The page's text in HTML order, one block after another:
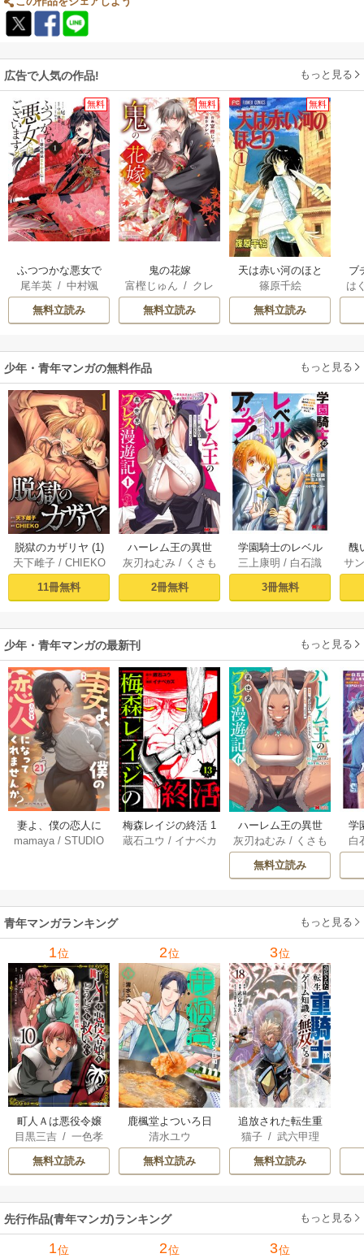
広告で人気の作品! もっと見る
無料
ふつつかな悪女で
はございますが ～
雛宮蝶鼠とりかえ
伝～
尾羊英/ 中村颯
希
/ ゆき哉
無料立読み
無料
鬼の花嫁
富樫じゅん / クレ
ハ
無料立読み
無料
天は赤い河のほと
り
篠原千絵
無料立読み
ブ
復
は
少年・青年マンガの無料作品 もっと見る
脱獄のカザリヤ (1)
天下雌子/ CHIEKO
11冊無料
ハーレム王の異世
界プレス漫遊記 ～
最強無双のおじさ
んはあらゆる種族
ミック） 1巻
灰刃ねむみ / くさも
ち
2冊無料
学園騎士のレベル
アップ！レベル100
0超えの転生者、落
ちこぼれクラスに
（コミック） ： 1
三上康明 / 白石識
3冊無料
醜
同
サ
少年・青年マンガの最新刊 もっと見る
妻よ、僕の恋人に
なってくれません
mamaya /STUDIO
梅森レイジの終活 1
3巻
蔵石ユウ / イナベカ
ハーレム王の異世
界プレス漫遊記 ～
最強無双のおじさ
んはあらゆる種族
ミック） 6巻
灰刃ねむみ / くさも
ち
無料立読み
学
ア
（
白
青年マンガランキング もっと見る
1位
町人Ａは悪役令嬢
をどうしても救い
たい ～どぶと空
と氷の姫君～
目黒三吉 /一色孝
太郎/ Parum
無料立読み
2位
鹿楓堂よついろ日
和
清水ユウ
無料立読み
3位
追放された転生重
騎士はゲーム知識
で無双する
猫子/ 武六甲理
/じゃいあん
無料立読み
先行作品(青年マンガ)ランキング もっと見る
1位 2位 3位